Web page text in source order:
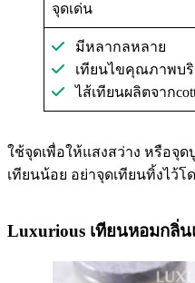
จุดเด่น
มีหลากลหลาย
เทียนไขคุณภาพบริ
ไส้เทียนผลิตจาก
ใช้จุดเพื่อให้แสงสว่าง หรือจุ
เทียนน้อย อย่าจุดเทียนทิ้งไว้
Luxurious เทียนหอมกลิ่